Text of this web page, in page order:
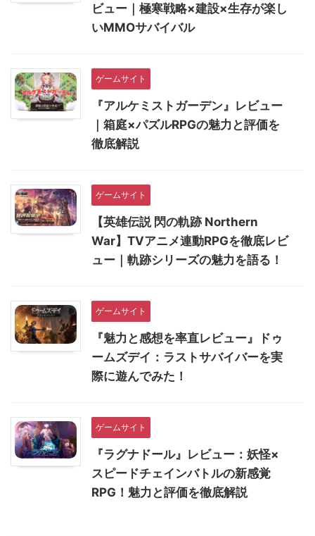
ビュー｜極寒戦略×建設×生存が楽し
いMMOサバイバル
ゲームサイト
『アルケミストガーデン』レビュー
｜箱庭×パズルRPGの魅力と評価を
徹底解説
ゲームサイト
【英雄伝説 閃の軌跡 Northern
War】TVアニメ連動RPGを徹底レビ
ュー｜軌跡シリーズの魅力を語る！
ゲームサイト
『魅力と感想を率直レビュー』ドゥ
ームズデイ：ラストサバイバーを実
際に遊んでみた！
ゲームサイト
『ラグナドール』レビュー：妖怪×
スピードチェインバトルの新感覚
RPG！魅力と評価を徹底解説